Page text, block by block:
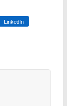
LinkedIn